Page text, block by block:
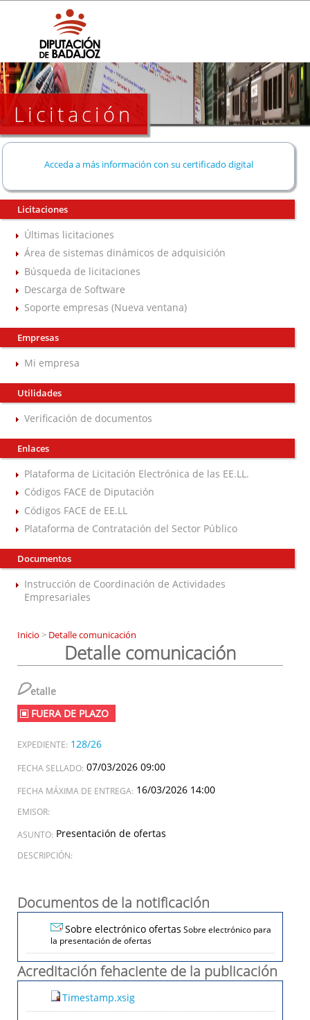
Licitación
Acceda a más información con su certificado digital
Licitaciones
Últimas licitaciones
Área de sistemas dinámicos de adquisición
Búsqueda de licitaciones
Descarga de Software
Soporte empresas (Nueva ventana)
Empresas
Mi empresa
Utilidades
Verificación de documentos
Enlaces
Plataforma de Licitación Electrónica de las EE.LL.
Códigos FACE de Diputación
Códigos FACE de EE.LL
Plataforma de Contratación del Sector Público
Documentos
Instrucción de Coordinación de Actividades
Empresariales
Inicio > Detalle comunicación
Detalle comunicación
Detalle
FUERA DE PLAZO
EXPEDIENTE: 128/26
FECHA SELLADO: 07/03/2026 09:00
FECHA MÁXIMA DE ENTREGA: 16/03/2026 14:00
EMISOR:
ASUNTO: Presentación de ofertas
DESCRIPCIÓN:
Documentos de la notificación
Sobre electrónico ofertas Sobre electrónico para
la presentación de ofertas
Acreditación fehaciente de la publicación
Timestamp.xsig